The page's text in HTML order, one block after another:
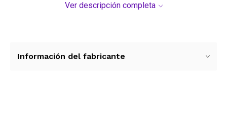
rapida en cualquier momento. Con unas
Ver descripción completa
Información del fabricante